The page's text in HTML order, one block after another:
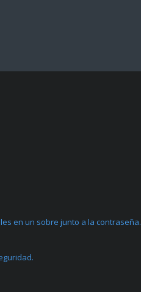
en un sobre junto a la contraseña.